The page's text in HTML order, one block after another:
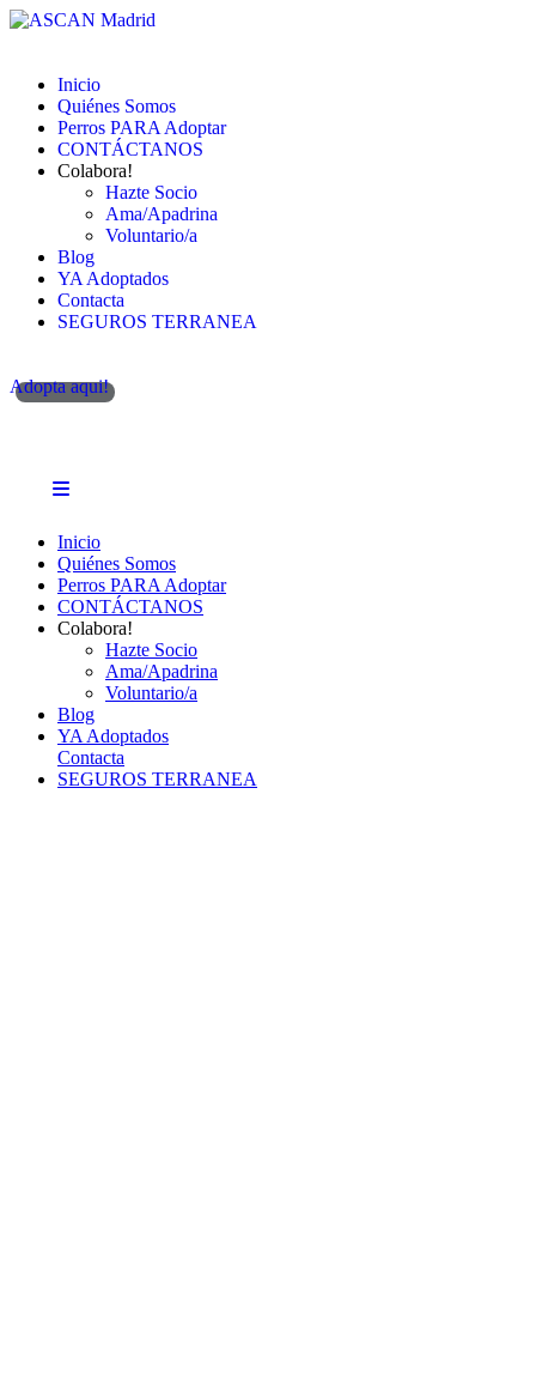
Inicio
Quiénes Somos
Perros PARA Adoptar
CONTÁCTANOS
Colabora!
Hazte Socio
Ama/Apadrina
Voluntario/a
Blog
YA Adoptados
Contacta
SEGUROS TERRANEA
Adopta aqui!
Inicio
Quiénes Somos
Perros PARA Adoptar
CONTÁCTANOS
Colabora!
Hazte Socio
Ama/Apadrina
Voluntario/a
Blog
YA Adoptados
Contacta
SEGUROS TERRANEA